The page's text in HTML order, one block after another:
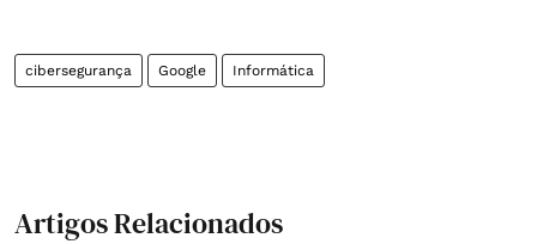
cibersegurança Google Informática
Artigos Relacionados